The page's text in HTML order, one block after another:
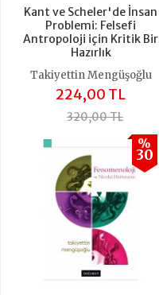
Kant ve Scheler'de İnsan
Problemi: Felsefi
Antropoloji için Kritik Bir
Hazırlık
Takiyettin Mengüşoğlu
224,00 TL
320,00 TL
%
30